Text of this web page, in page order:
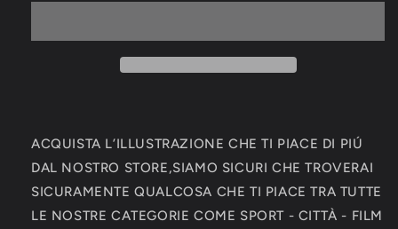
Mancini
Sampdoria
Mancini
ACQUISTA L’ILLUSTRAZIONE CHE TI PIACE DI PIÚ
DAL NOSTRO STORE,SIAMO SICURI CHE TROVERAI
SICURAMENTE QUALCOSA CHE TI PIACE TRA TUTTE
LE NOSTRE CATEGORIE COME SPORT - CITTÀ - FILM